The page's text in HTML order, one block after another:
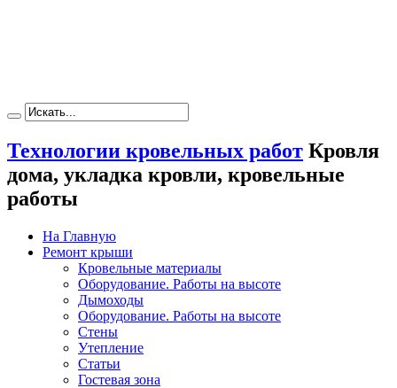
Технологии кровельных работ Кровля
дома, укладка кровли, кровельные
работы
На Главную
Ремонт крыши
Кровельные материалы
Оборудование. Работы на высоте
Дымоходы
Оборудование. Работы на высоте
Стены
Утепление
Статьи
Гостевая зона